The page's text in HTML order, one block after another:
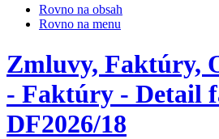
Rovno na obsah
Rovno na menu
Zmluvy, Faktúry,
- Faktúry - Detail
DF2026/18